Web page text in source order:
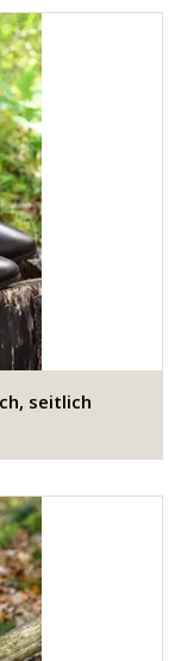
seitlich